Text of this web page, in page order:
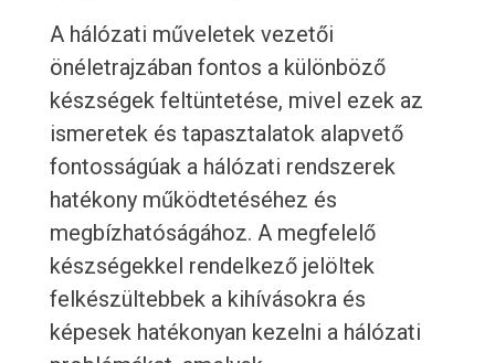
A hálózati műveletek vezetői
önéletrajzában fontos a különböző
készségek feltüntetése, mivel ezek az
ismeretek és tapasztalatok alapvető
fontosságúak a hálózati rendszerek
hatékony működtetéséhez és
megbízhatóságához. A megfelelő
készségekkel rendelkező jelöltek
felkészültebbek a kihívásokra és
képesek hatékonyan kezelni a hálózati